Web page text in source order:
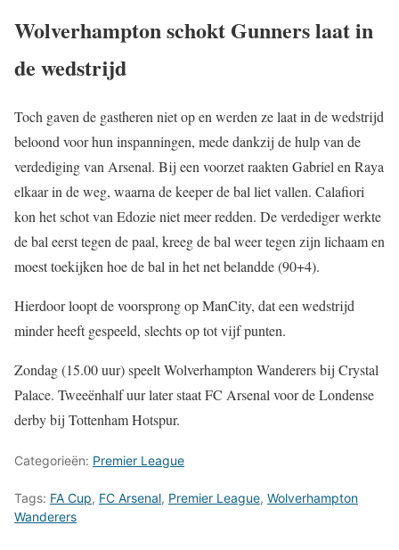
Wolverhampton schokt Gunners laat in
de wedstrijd
Toch gaven de gastheren niet op en werden ze laat in de wedstrijd
beloond voor hun inspanningen, mede dankzij de hulp van de
verdediging van Arsenal. Bij een voorzet raakten Gabriel en Raya
elkaar in de weg, waarna de keeper de bal liet vallen. Calafiori
kon het schot van Edozie niet meer redden. De verdediger werkte
de bal eerst tegen de paal, kreeg de bal weer tegen zijn lichaam en
moest toekijken hoe de bal in het net belandde (90+4).
Hierdoor loopt de voorsprong op ManCity, dat een wedstrijd
minder heeft gespeeld, slechts op tot vijf punten.
Zondag (15.00 uur) speelt Wolverhampton Wanderers bij Crystal
Palace. Tweeënhalf uur later staat FC Arsenal voor de Londense
derby bij Tottenham Hotspur.
Categorieën: Premier League
Tags: FA Cup, FC Arsenal, Premier League, Wolverhampton
Wanderers